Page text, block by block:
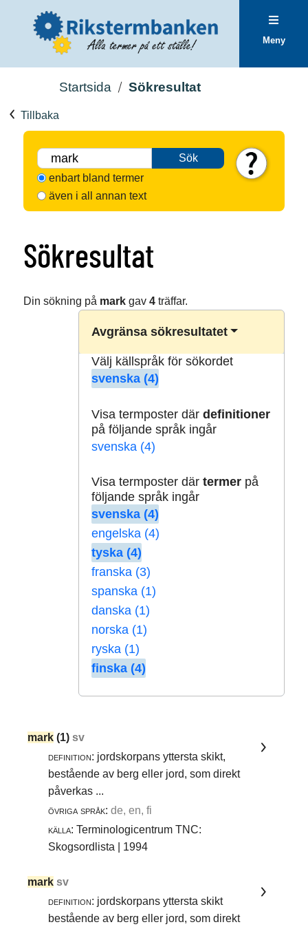
Meny
Startsida Sökresultat
Tillbaka
Sök
enbart bland termer
även i all annan text
Sökresultat
Din sökning på markgav 4träffar.
Avgränsa sökresultatet
Välj källspråk för sökordet
svenska (4)
Visa termposter där definitioner
på följande språk ingår
svenska (4)
Visa termposter där termerpå
följande språk ingår
svenska (4)
engelska (4)
tyska (4)
franska (3)
spanska (1)
danska (1)
norska (1)
ryska (1)
finska (4)
mark (1)sv
definition: jordskorpans yttersta skikt,
bestående av berg eller jord, som direkt
påverkas ...
övriga språk: de, en, fi
källa: Terminologicentrum TNC:
Skogsordlista | 1994
mark sv
definition: jordskorpans yttersta skikt
bestående av berg eller jord, som direkt